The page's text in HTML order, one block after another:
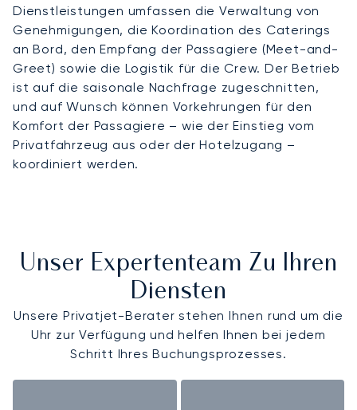
Dienstleistungen umfassen die Verwaltung von
Genehmigungen, die Koordination des Caterings
an Bord, den Empfang der Passagiere (Meet-and-
Greet) sowie die Logistik für die Crew. Der Betrieb
ist auf die saisonale Nachfrage zugeschnitten,
und auf Wunsch können Vorkehrungen für den
Komfort der Passagiere – wie der Einstieg vom
Privatfahrzeug aus oder der Hotelzugang –
koordiniert werden.
Unser Expertenteam Zu Ihren
Diensten
Unsere Privatjet-Berater stehen Ihnen rund um die
Uhr zur Verfügung und helfen Ihnen bei jedem
Schritt Ihres Buchungsprozesses.